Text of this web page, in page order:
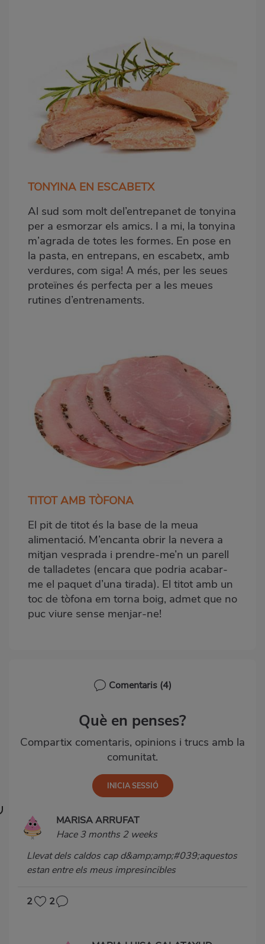
TONYINA EN ESCABETX
Al sud som molt del’entrepanet de tonyina
per a esmorzar els amics. I a mi, la tonyina
m’agrada de totes les formes. En pose en
la pasta, en entrepans, en escabetx, amb
verdures, com siga! A més, per les seues
proteïnes és perfecta per a les meues
rutines d’entrenaments.
TITOT AMB TÒFONA
El pit de titot és la base de la meua
alimentació. M’encanta obrir la nevera a
mitjan vesprada i prendre-me’n un parell
de talladetes (encara que podria acabar-
me el paquet d’una tirada). El titot amb un
toc de tòfona em torna boig, admet que no
puc viure sense menjar-ne!
Comentaris (4)
Què en penses?
Compartix comentaris, opinions i trucs amb la
comunitat.
MARISA ARRUFAT
Hace 3 months 2 weeks
Llevat dels caldos cap d&amp;amp;#039;aquestos
estan entre els meus impresincibles
2 2